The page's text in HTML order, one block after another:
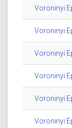
Voroninyi
Voroninyi
Voroninyi
Voroninyi
Voroninyi
Voroninyi